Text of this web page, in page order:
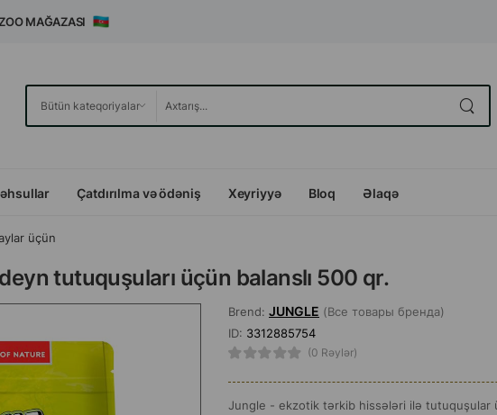
MAĞAZASI
Çatdırılma və ödəniş Xeyriyyə Bloq Əlaqə
üçün
tutuquşuları üçün balanslı 500 qr.
Brend: JUNGLE (Все товары бренда)
ID: 3312885754
(0 Rəylər)
Jungle - ekzotik tərkib hissələri ilə tutuquşular